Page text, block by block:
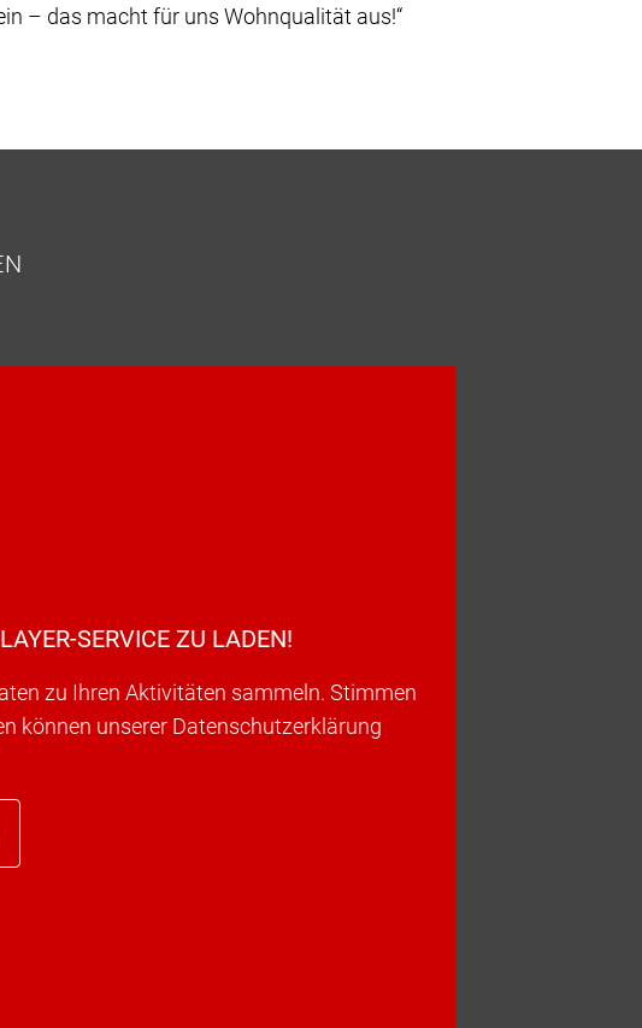
– das macht für uns Wohnqualität aus!“
SERVICE ZU LADEN!
zu Ihren Aktivitäten sammeln. Stimmen
können unserer Datenschutzerklärung